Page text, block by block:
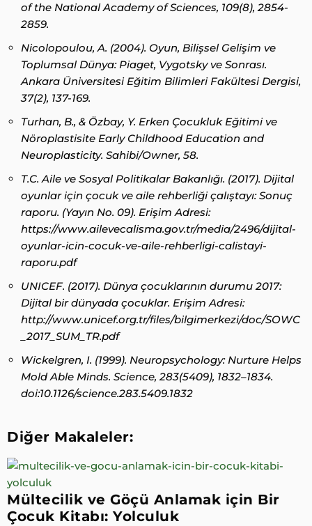
of the National Academy of Sciences, 109(8), 2854-
2859.
Nicolopoulou, A. (2004). Oyun, Bilişsel Gelişim ve
Toplumsal Dünya: Piaget, Vygotsky ve Sonrası.
Ankara Üniversitesi Eğitim Bilimleri Fakültesi Dergisi,
37(2), 137-169.
Turhan, B., & Özbay, Y. Erken Çocukluk Eğitimi ve
Nöroplastisite Early Childhood Education and
Neuroplasticity. Sahibi/Owner, 58.
T.C. Aile ve Sosyal Politikalar Bakanlığı. (2017). Dijital
oyunlar için çocuk ve aile rehberliği çalıştayı: Sonuç
raporu. (Yayın No. 09). Erişim Adresi:
https://www.ailevecalisma.gov.tr/media/2496/dijital-
oyunlar-icin-cocuk-ve-aile-rehberligi-calistayi-
raporu.pdf
UNICEF. (2017). Dünya çocuklarının durumu 2017:
Dijital bir dünyada çocuklar. Erişim Adresi:
http://www.unicef.org.tr/files/bilgimerkezi/doc/SOWC
_2017_SUM_TR.pdf
Wickelgren, I. (1999). Neuropsychology: Nurture Helps
Mold Able Minds. Science, 283(5409), 1832–1834.
doi:10.1126/science.283.5409.1832
Diğer Makaleler:
Mültecilik ve Göçü Anlamak için Bir
Çocuk Kitabı: Yolculuk